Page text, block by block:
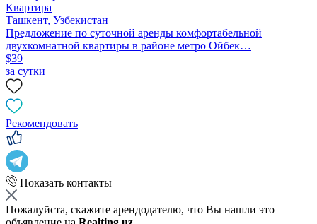
Квартира
Ташкент, Узбекистан
Предложение по суточной аренды комфортабельной
двухкомнатной квартиры в районе метро Ойбек…
$39
за сутки
Рекомендовать
Показать контакты
Пожалуйста, скажите арендодателю, что Вы нашли это